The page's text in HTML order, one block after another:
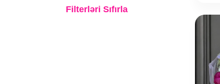
Gəlin buketləri
Filterləri Sıfırla